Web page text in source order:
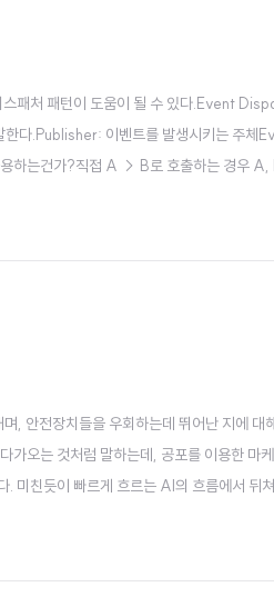
패처 패턴이 도움이 될 수 있다.Event
다.Publisher: 이벤트를 발생시키는 주체
하는건가?직접 A → B로 호출하는 경우 A,
전장치들을 우회하는데 뛰어난 지에 대
가오는 것처럼 말하는데, 공포를 이용한 마
미친듯이 빠르게 흐르는 AI의 흐름에서 뒤